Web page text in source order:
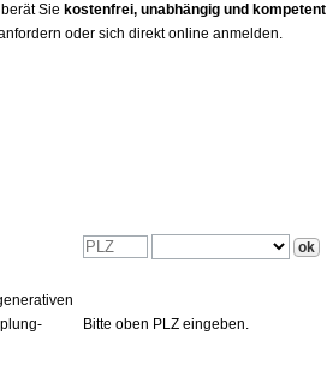
Sie kostenfrei, unabhängig und kompetent
oder sich direkt online anmelden.
Bitte oben PLZ eingeben.